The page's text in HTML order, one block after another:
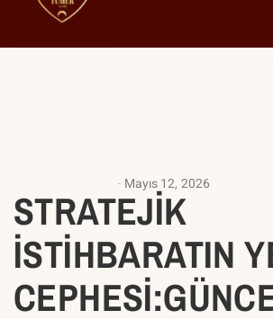
Mayıs 12, 2026
STRATEJİK
İSTİHBARATIN